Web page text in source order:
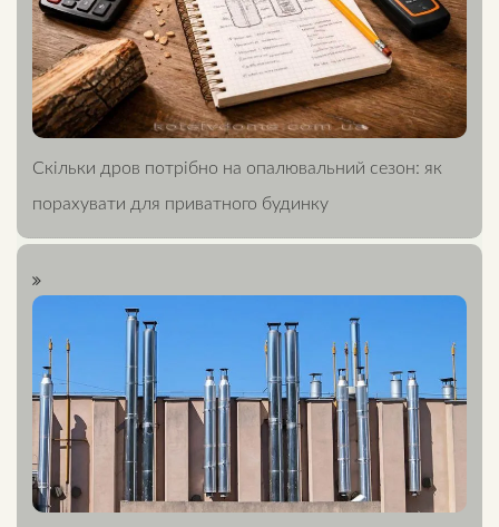
Скільки дров потрібно на опалювальний сезон: як
порахувати для приватного будинку